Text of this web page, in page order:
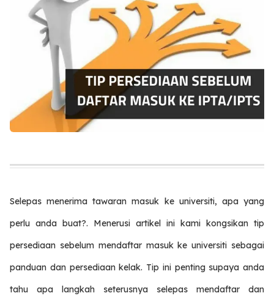
Selepas menerima tawaran masuk ke universiti, apa yang
perlu anda buat?. Menerusi artikel ini kami kongsikan tip
persediaan sebelum mendaftar masuk ke universiti sebagai
panduan dan persediaan kelak. Tip ini penting supaya anda
tahu apa langkah seterusnya selepas mendaftar dan